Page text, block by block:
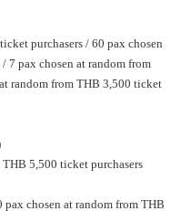
purchasers / 60 pax chosen
7 pax chosen at random from
random from THB 3,500 ticket
5,500 ticket purchasers
chosen at random from THB